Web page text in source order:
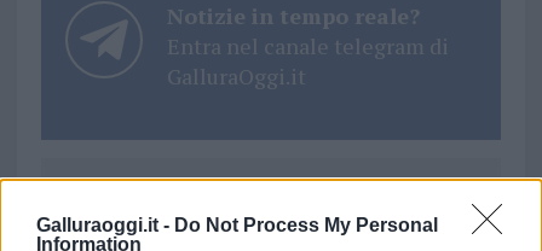
Galluraoggi.it - Do Not Process My Personal
Information
Notizie in tempo reale?
Entra nel canale telegram di
GalluraOggi.it
Ricevi le nostre ultime news